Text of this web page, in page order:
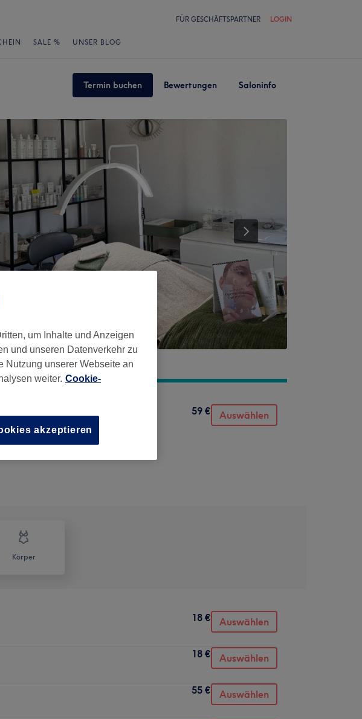
FÜR GESCHÄFTSPARTNER LOGIN
SALE % UNSER BLOG
Termin buchen Bewertungen Saloninfo
80639
59 € Auswählen
Körper
18 € Auswählen
18 € Auswählen
55 € Auswählen
um Inhalte und Anzeigen
und unseren Datenverkehr zu
Nutzung unserer Webseite an
weiter. Cookie-
akzeptieren